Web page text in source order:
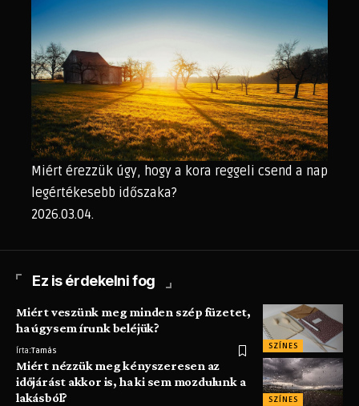
Miért érezzük úgy, hogy a kora reggeli csend a nap
legértékesebb időszaka?
2026.03.04.
Ez is érdekelni fog
SZÍNES
Miért veszünk meg minden szép füzetet,
ha úgysem írunk beléjük?
Írta:Tamás
SZÍNES
Miért nézzük meg kényszeresen az
időjárást akkor is, ha ki sem mozdulunk a
lakásból?